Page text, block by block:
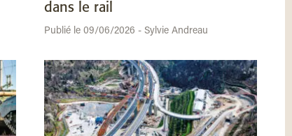
dans le rail
Publié le 09/06/2026 - Sylvie Andreau